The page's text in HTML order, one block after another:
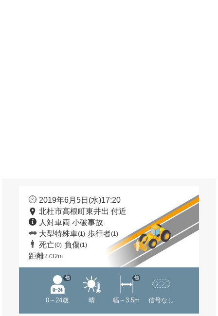
2019年6月5日(水)17:20
北杜市高根町東井出 付近
人対車両 小破事故
大型特殊車(1) 歩行者(1)
死亡(0) 負傷(1)
距離2732m
0～24歳
他
晴 幅～3.5m
他
信号なし